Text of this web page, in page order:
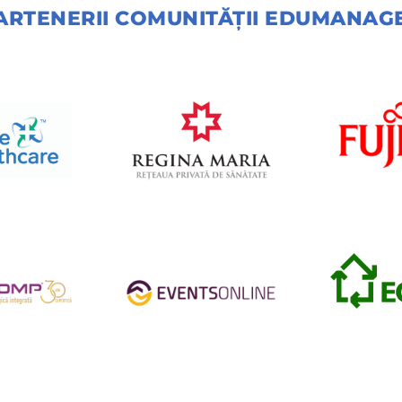
COMUNITĂŢII